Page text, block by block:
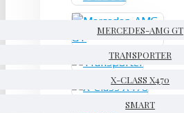
MERCEDES-AMG GT
TRANSPORTER
X-CLASS X470
SMART